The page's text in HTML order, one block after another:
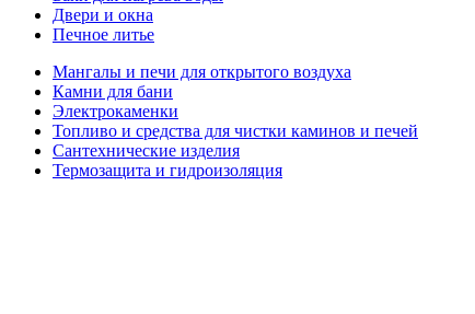
Двери и окна
Печное литье
Мангалы и печи для открытого воздуха
Камни для бани
Электрокаменки
Топливо и средства для чистки каминов и печей
Сантехнические изделия
Термозащита и гидроизоляция